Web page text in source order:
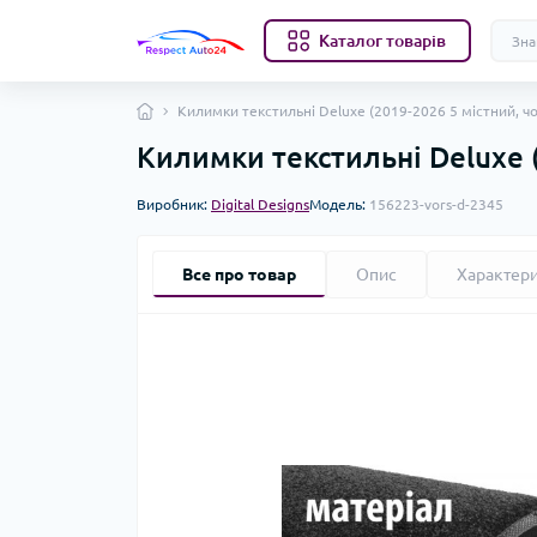
Каталог товарів
Килимки текстильні Deluxe (2019-2026 5 містний,
Килимки текстильні
Виробник: Digital DesignsМодель: 156223-vors-d-2345
Все про товар Опис